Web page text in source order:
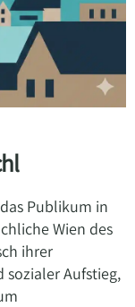
Publikum in
Wien des
ihrer
Aufstieg,